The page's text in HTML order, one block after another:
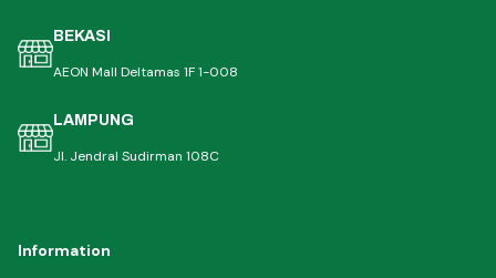
BEKASI
AEON Mall Deltamas 1F 1-008
LAMPUNG
Jl. Jendral Sudirman 108C
Information